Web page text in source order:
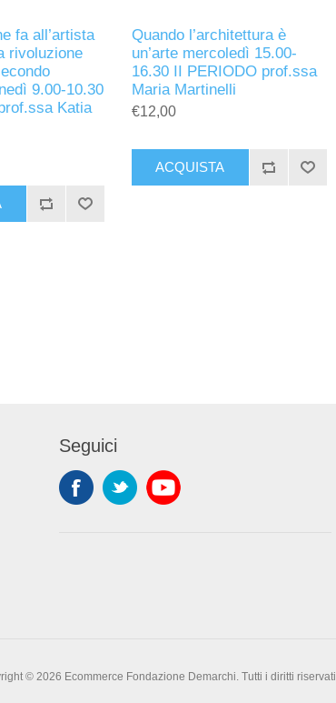
fa all’artista
rivoluzione
9.00-10.30
Katia
Quando l’architettura è
un’arte mercoledì 15.00-
16.30 II PERIODO prof.ssa
Maria Martinelli
€12,00
ACQUISTA
Seguici
© 2026 Ecommerce Fondazione Demarchi. Tutti i diritti riservati